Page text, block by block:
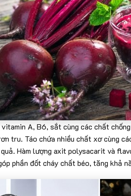
A, B6, sắt cùng các chất
tru. Táo chứa nhiều chất xơ cùng
Hàm lượng axit polysacarit và
phần đốt cháy chất béo, tăng khả